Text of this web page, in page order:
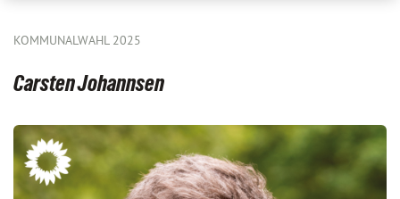
KOMMUNALWAHL 2025
Carsten Johannsen